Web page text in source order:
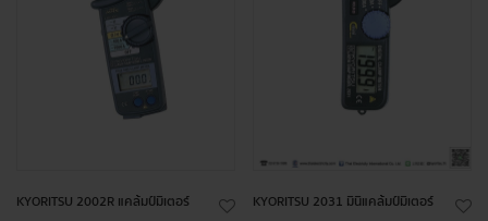
KYORITSU 2002R แคล้มป์มิเตอร์ KYORITSU 2031 มินิแคล้มป์มิเตอร์